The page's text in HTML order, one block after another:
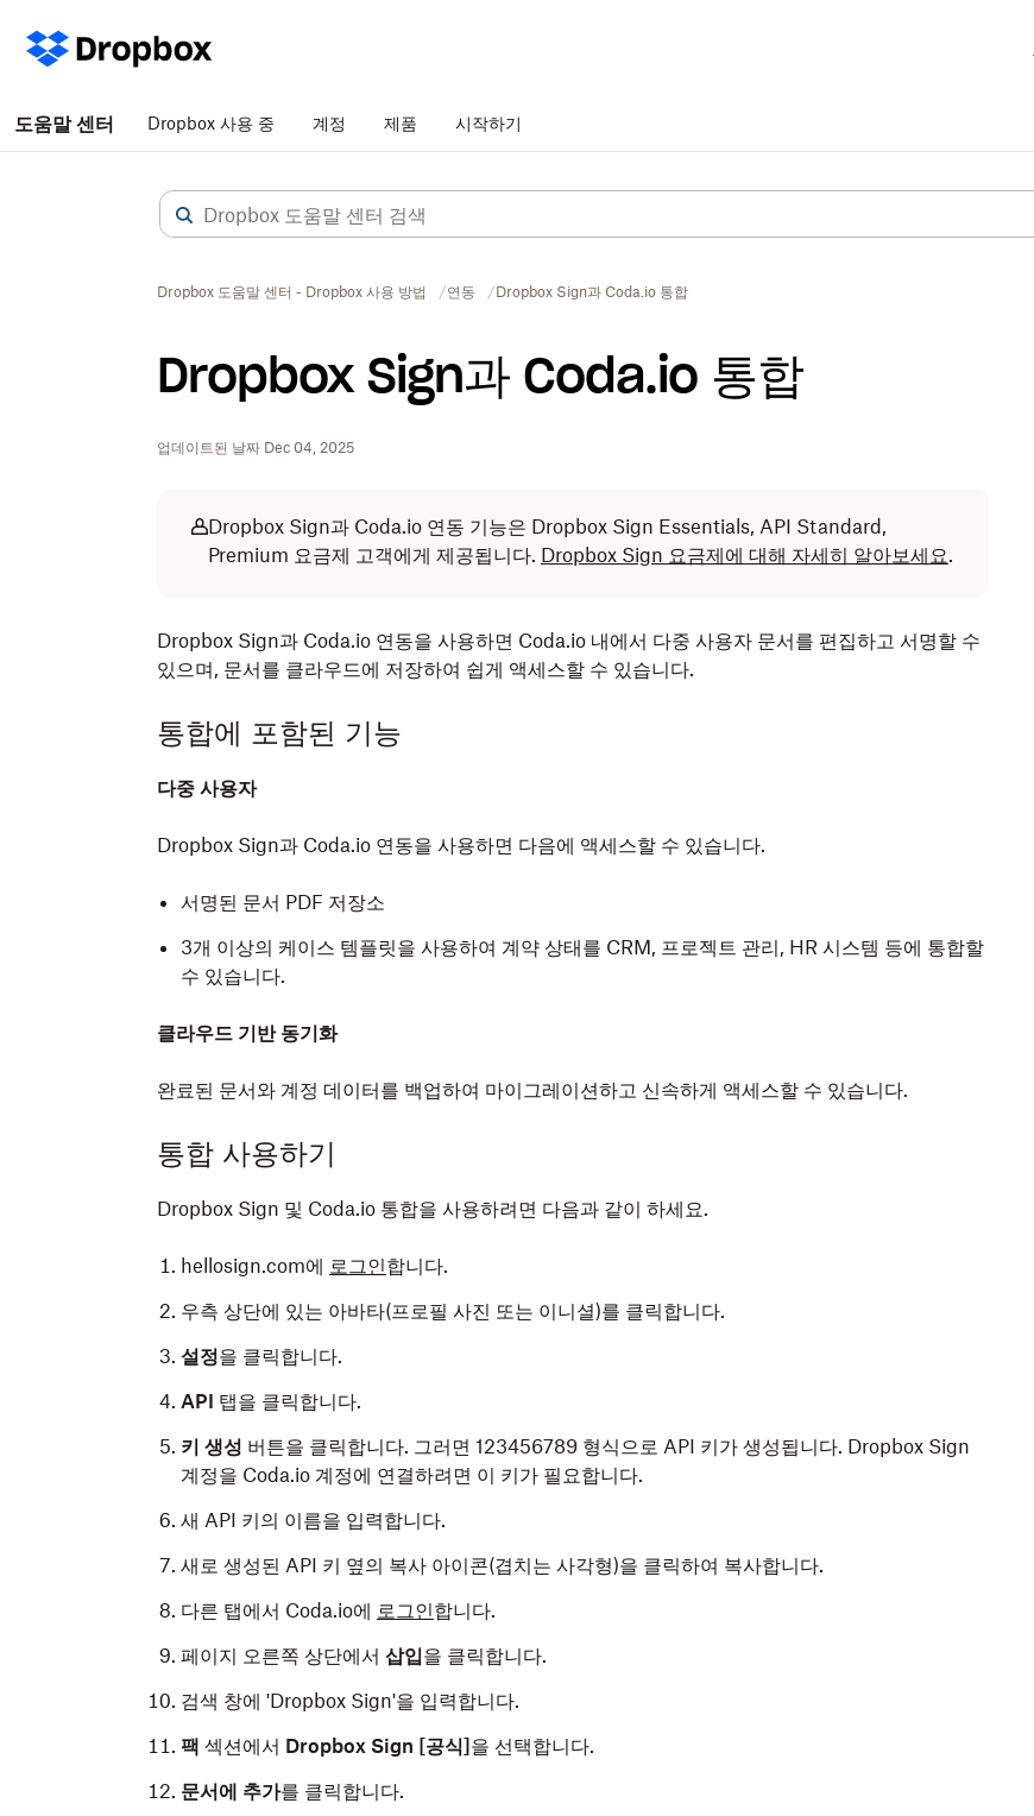
도움말 센터 Dropbox 사용 중 계정 제품 시작하기
Dropbox 도움말 센터 - Dropbox 사용 방법 연동 Dropbox Sign과 Coda.io 통합
Dropbox Sign과 Coda.io 통합
업데이트된 날짜 Dec 04, 2025
Dropbox Sign과 Coda.io 연동 기능은 Dropbox Sign Essentials, API Standard,
Premium 요금제 고객에게 제공됩니다. Dropbox Sign 요금제에 대해 자세히 알아보세요.
Dropbox Sign과 Coda.io 연동을 사용하면 Coda.io 내에서 다중 사용자 문서를 편집하고 서명할 수
있으며, 문서를 클라우드에 저장하여 쉽게 액세스할 수 있습니다.
통합에 포함된 기능
다중 사용자
Dropbox Sign과 Coda.io 연동을 사용하면 다음에 액세스할 수 있습니다.
서명된 문서 PDF 저장소
3개 이상의 케이스 템플릿을 사용하여 계약 상태를 CRM, 프로젝트 관리, HR 시스템 등에 통합할
수 있습니다.
클라우드 기반 동기화
완료된 문서와 계정 데이터를 백업하여 마이그레이션하고 신속하게 액세스할 수 있습니다.
통합 사용하기
Dropbox Sign 및 Coda.io 통합을 사용하려면 다음과 같이 하세요.
hellosign.com에 로그인합니다.
우측 상단에 있는 아바타(프로필 사진 또는 이니셜)를 클릭합니다.
설정을 클릭합니다.
API 탭을 클릭합니다.
키 생성 버튼을 클릭합니다. 그러면 123456789 형식으로 API 키가 생성됩니다. Dropbox Sign
계정을 Coda.io 계정에 연결하려면 이 키가 필요합니다.
새 API 키의 이름을 입력합니다.
새로 생성된 API 키 옆의 복사 아이콘(겹치는 사각형)을 클릭하여 복사합니다.
다른 탭에서 Coda.io에 로그인합니다.
페이지 오른쪽 상단에서 삽입을 클릭합니다.
검색 창에 'Dropbox Sign'을 입력합니다.
팩 섹션에서 Dropbox Sign [공식] 을 선택합니다.
문서에 추가를 클릭합니다.